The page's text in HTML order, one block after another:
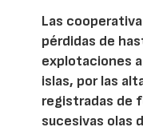
Las
pérdidas de
explotaciones
islas, por las
registradas de
sucesivas olas